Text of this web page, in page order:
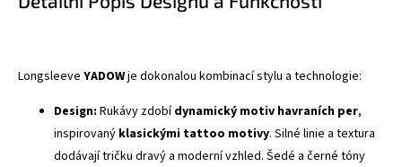
Longsleeve YADOWje dokonalou kombinací stylu a technologie:
Design: Rukávy zdobídynamický motiv havraních per,
inspirovaný klasickými tattoo motivy. Silné linie a textura
dodávají tričku dravý a moderní vzhled. Šedé a černé tóny